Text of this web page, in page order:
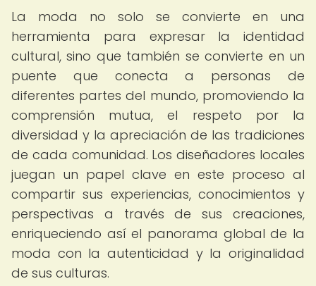
La moda no solo se convierte en una
herramienta para expresar la identidad
cultural, sino que también se convierte en un
puente que conecta a personas de
diferentes partes del mundo, promoviendo la
comprensión mutua, el respeto por la
diversidad y la apreciación de las tradiciones
de cada comunidad. Los diseñadores locales
juegan un papel clave en este proceso al
compartir sus experiencias, conocimientos y
perspectivas a través de sus creaciones,
enriqueciendo así el panorama global de la
moda con la autenticidad y la originalidad
de sus culturas.